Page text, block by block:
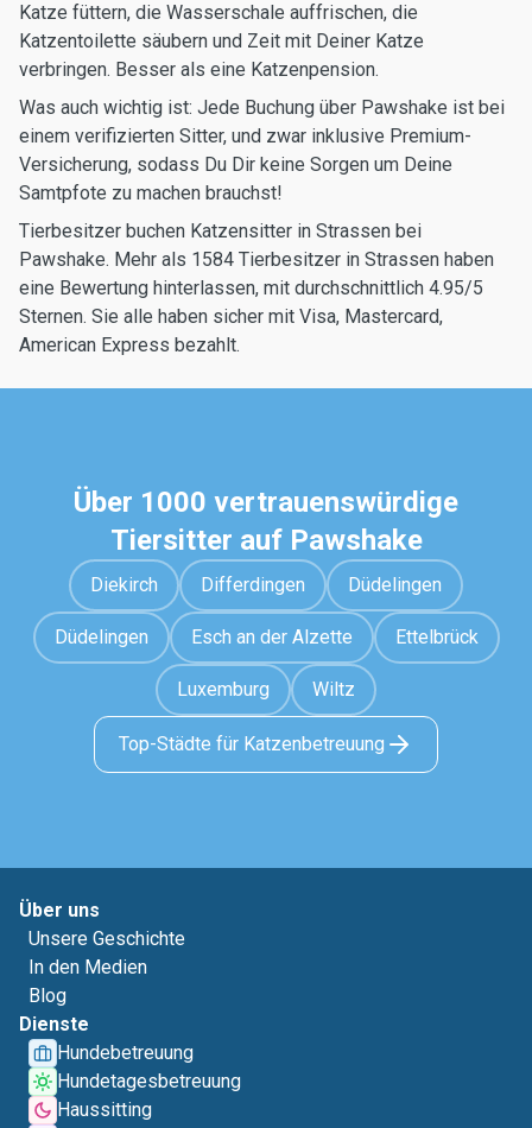
Katze füttern, die Wasserschale auffrischen, die
Katzentoilette säubern und Zeit mit Deiner Katze
verbringen. Besser als eine Katzenpension.
Was auch wichtig ist: Jede Buchung über Pawshake ist bei
einem verifizierten Sitter, und zwar inklusive Premium-
Versicherung, sodass Du Dir keine Sorgen um Deine
Samtpfote zu machen brauchst!
Tierbesitzer buchen Katzensitter in Strassen bei
Pawshake. Mehr als 1584 Tierbesitzer in Strassen haben
eine Bewertung hinterlassen, mit durchschnittlich 4.95/5
Sternen. Sie alle haben sicher mit Visa, Mastercard,
American Express bezahlt.
Über 1000 vertrauenswürdige
Tiersitter auf Pawshake
Diekirch Differdingen Düdelingen
Düdelingen Esch an der Alzette Ettelbrück
Luxemburg Wiltz
Top-Städte für Katzenbetreuung
Über uns
Unsere Geschichte
In den Medien
Blog
Dienste
Hundebetreuung
Hundetagesbetreuung
Haussitting